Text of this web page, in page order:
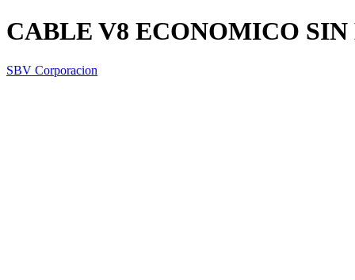
CABLE V8 ECONOMICO SIN
SBV Corporacion